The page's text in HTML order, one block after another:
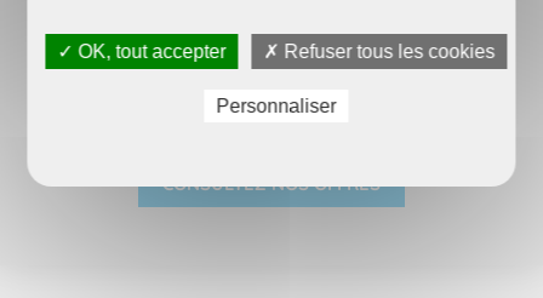
MAISON ET SERVICES AURAY
CONSULTEZ NOS OFFRES
✓ OK, tout accepter ✗ Refuser tous les cookies
Personnaliser